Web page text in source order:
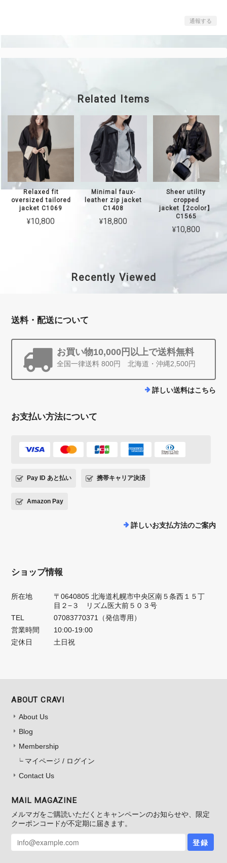
通報する
Related Items
Relaxed fit
oversized tailored
jacket C1069
¥10,800
Minimal faux-
leather zip jacket
C1408
¥18,800
Sheer utility
cropped
jacket【2color】
C1565
¥10,800
Recently Viewed
送料・配送について
お買い物10,000円以上で送料無料
全国一律送料 800円 北海道・沖縄2,500円
詳しい送料はこちら
お支払い方法について
Pay ID あと払い 携帯キャリア決済
Amazon Pay
詳しいお支払方法のご案内
ショップ情報
所在地
〒0640805 北海道札幌市中央区南５条西１５丁
目２−３ リズム医大前５０３号
TEL
07083770371（発信専用）
営業時間
10:00-19:00
定休日
土日祝
ABOUT CRAVI
About Us
Blog
Membership
マイページ / ログイン
Contact Us
MAIL MAGAZINE
メルマガをご購読いただくとキャンペーンのお知らせや、限定
クーポンコードが不定期に届きます。
登録